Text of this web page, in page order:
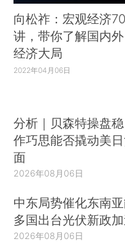
向松祚：宏观经济70
讲，带你了解国内外
经济大局
2022年04月06日
分析｜贝森特操盘
作巧思能否撬动美
面
2026年08月06日
中东局势催化东南
多国出台光伏新政
2026年08月06日